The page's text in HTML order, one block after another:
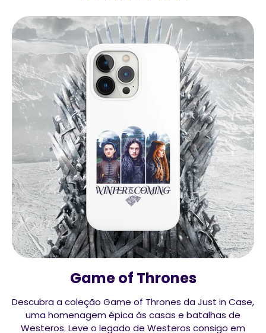
Game of Thrones
Descubra a coleção Game of Thrones da Just in Case,
uma homenagem épica às casas e batalhas de
Westeros. Leve o legado de Westeros consigo em